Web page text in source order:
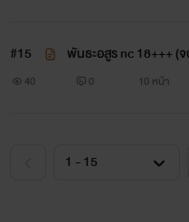
#15 พันธะอสูร nc 18+++ (
40 0 10 หน้า